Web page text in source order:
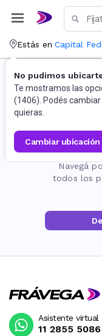
Estás en Capital
No pudimos
Te mostramos las
(1406). Podés
quieras.
cambiar ubicación
La
Navegá
todos los
Asistente virtual
11 2855 5086